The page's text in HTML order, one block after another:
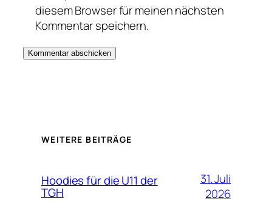
diesem Browser für meinen nächsten
Kommentar speichern.
WEITERE BEITRÄGE
Hoodies für die U11 der
TGH
31. Juli
2026